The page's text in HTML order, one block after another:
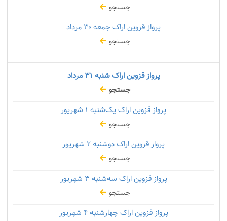
جستجو
پرواز قزوین اراک جمعه
جستجو
پرواز قزوین اراک شنبه
جستجو
پرواز قزوین اراک یک‌شنبه
جستجو
پرواز قزوین اراک دوشنبه
جستجو
پرواز قزوین اراک سه‌شنبه
جستجو
پرواز قزوین اراک چهارشنبه۴ شهریور